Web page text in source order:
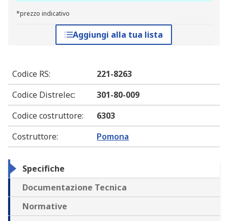
*prezzo indicativo
Aggiungi alla tua lista
Codice RS:
221-8263
Codice Distrelec:
301-80-009
Codice costruttore:
6303
Costruttore: Pomona
Specifiche
Documentazione Tecnica
Normative